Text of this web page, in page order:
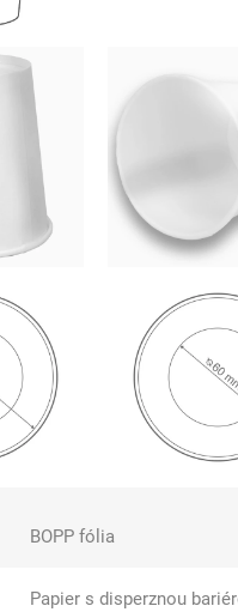
BOPP fólia
Papier s disperznou